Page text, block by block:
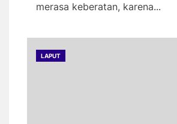
merasa keberatan, karena...
LAPUT